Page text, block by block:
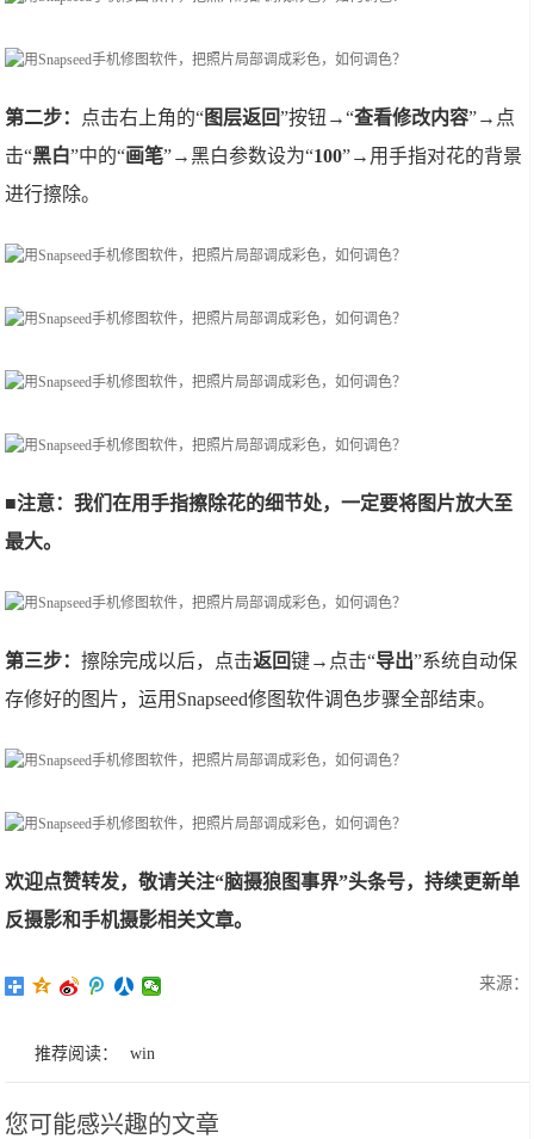
第二步： 点击右上角的“图层返回”按钮→“查看修改内容”→点
击“黑白”中的“画笔”→黑白参数设为“100”→用手指对花的背景
进行擦除。
■注意：我们在用手指擦除花的细节处，一定要将图片放大至
最大。
第三步：擦除完成以后，点击返回键→点击“导出”系统自动保
存修好的图片，运用Snapseed修图软件调色步骤全部结束。
欢迎点赞转发，敬请关注“脑摄狼图事界”头条号，持续更新单
反摄影和手机摄影相关文章。
来源：
推荐阅读： win
您可能感兴趣的文章